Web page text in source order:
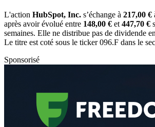
L'action HubSpot, Inc. s’échange à 217,00 €
après avoir évolué entre 148,00 € et 447,70 €
semaines. Elle ne distribue pas de dividende
Le titre est coté sous le ticker096.F dans le
Sponsorisé